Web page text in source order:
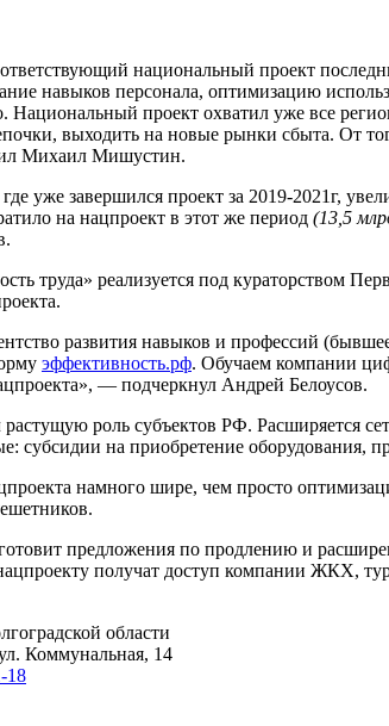
национальный проект
навыков персонала, оптимизацию
Национальный проект охватил уже все
выходить на новые рынки сбыта. От
Михаил Мишустин.
уже завершился проект за 2019-2021г,
на нацпроект в этот же период (13,5
труда» реализуется под кураторством
развития навыков и профессий
эффективность.рф. Обучаем компании
— подчеркнул Андрей Белоусов.
роль субъектов РФ. Расширяется
субсидии на приобретение оборудования,
намного шире, чем просто
предложения по продлению и
получат доступ компании ЖКХ,
Коммунальная, 14
18